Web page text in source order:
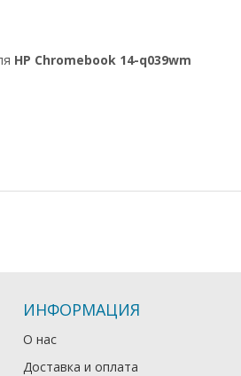
HP Chromebook 14-q039wm
ИНФОРМАЦИЯ
О нас
Доставка и оплата